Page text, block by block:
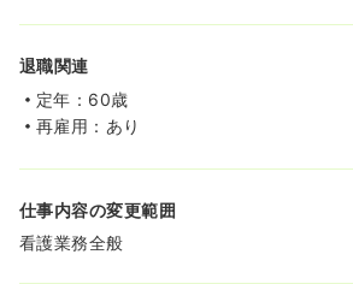
退職関連
定年：60歳
再雇用：あり
仕事内容の変更範囲
看護業務全般